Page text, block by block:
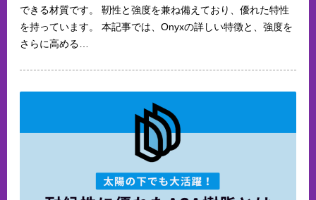
できる材質です。 靭性と強度を兼ね備えており、優れた特性
を持っています。 本記事では、Onyxの詳しい特徴と、強度を
さらに高める…